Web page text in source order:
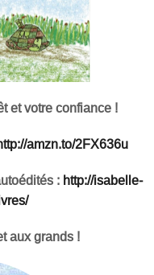
et votre confiance !
amzn.to/2FX636u
: http://isabelle-
aux grands !